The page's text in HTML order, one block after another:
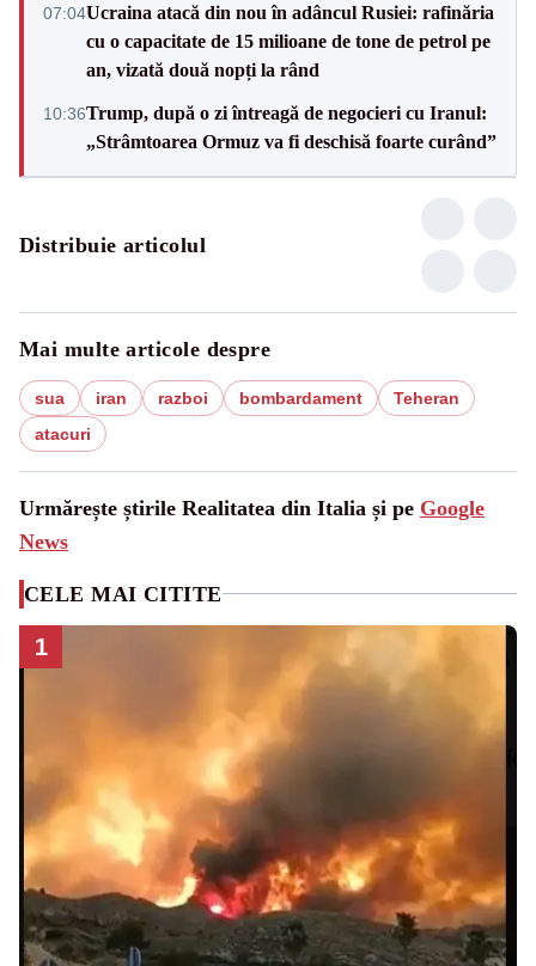
07:04Ucraina atacă din nou în adâncul Rusiei: rafinăria
cu o capacitate de 15 milioane de tone de petrol pe
an, vizată două nopți la rând
10:36Trump, după o zi întreagă de negocieri cu Iranul:
„Strâmtoarea Ormuz va fi deschisă foarte curând”
Distribuie articolul
Mai multe articole despre
sua iran razboi bombardament
Teheran
atacuri
Urmărește știrile Realitatea din Italia și pe Google
News
CELE MAI CITITE
1